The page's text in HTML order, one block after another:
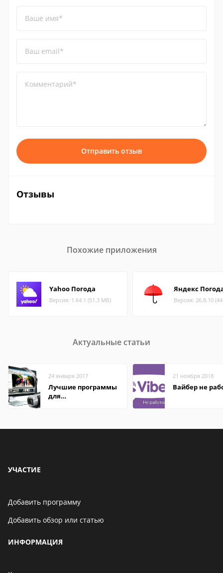
Ваше имя*
Ваш email*
Комментарий*
Отправить отзыв
Отзывы
Похожие приложения
Yahoo Погода
Версия: 1.64.1 (51.3 МБ)
Яндекс
Версия: 26.8.10
Актуальные статьи
24 января 2017
Лучшие программы
для
21 ноября 2018
Вайбер не
УЧАСТИЕ
Добавить программу
Добавить обзор или статью
ИНФОРМАЦИЯ